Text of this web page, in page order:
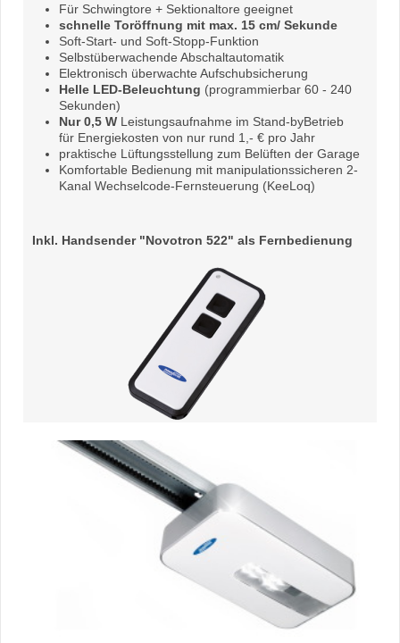
Für Schwingtore + Sektionaltore geeignet
schnelle Toröffnung mit max. 15 cm/ Sekunde
Soft-Start- und Soft-Stopp-Funktion
Selbstüberwachende Abschaltautomatik
Elektronisch überwachte Aufschubsicherung
Helle LED-Beleuchtung (programmierbar 60 - 240
Sekunden)
Nur 0,5 W Leistungsaufnahme im Stand-byBetrieb
für Energiekosten von nur rund 1,- € pro Jahr
praktische Lüftungsstellung zum Belüften der Garage
Komfortable Bedienung mit manipulationssicheren 2-
Kanal Wechselcode-Fernsteuerung (KeeLoq)
Inkl. Handsender "Novotron 522" als Fernbedienung